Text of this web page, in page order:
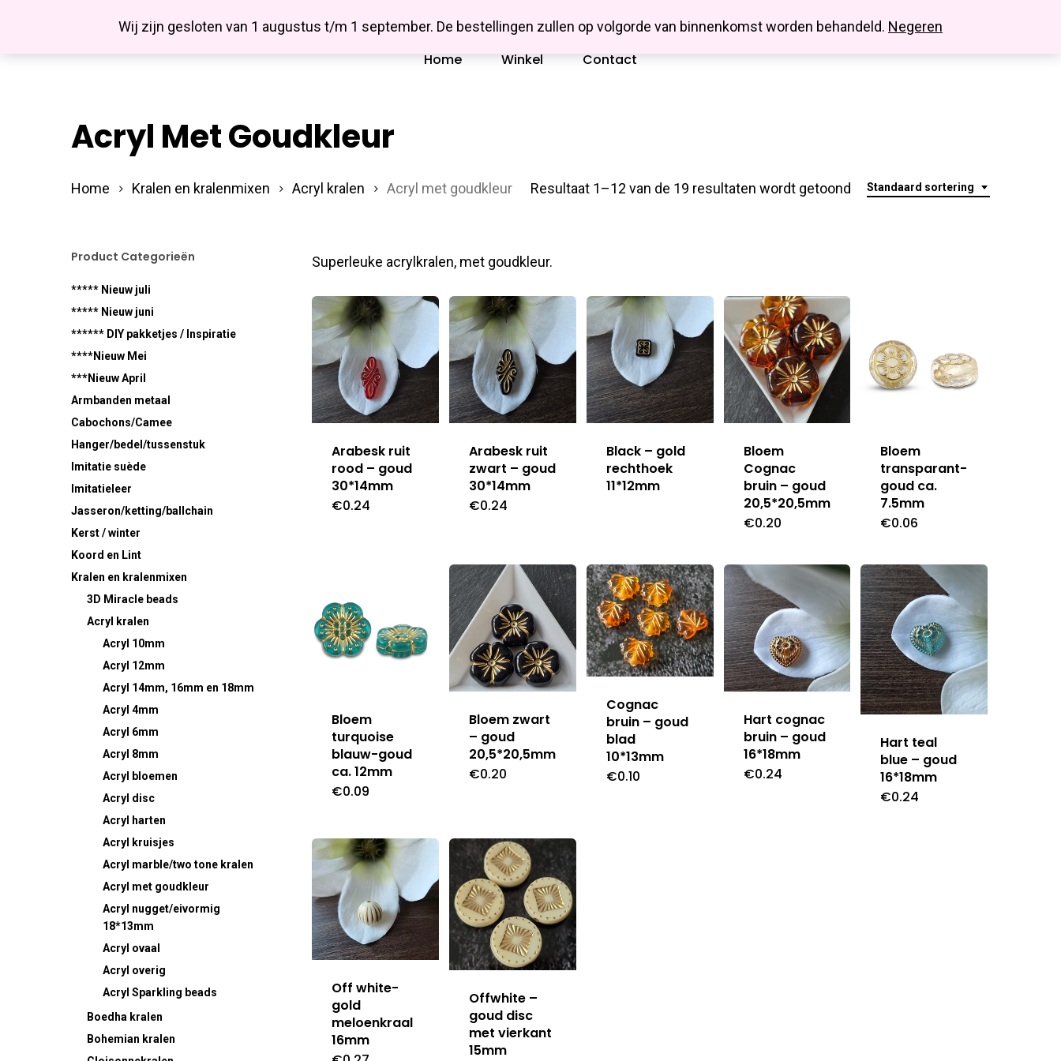
Wij zijn gesloten van 1 augustus t/m 1 september. De bestellingen zullen op volgorde van binnenkomst worden behandeld. Negeren
Hit enter to search or ESC to close
Missbluesieraden
Facebook
Home Winkel Contact
Acryl Met Goudkleur
Standaard sortering
Resultaat 1–12 van de 19 resultaten wordt getoond
Home Kralen en kralenmixen Acryl kralen Acryl met goudkleur
Product Categorieën
***** Nieuw juli
***** Nieuw juni
****** DIY pakketjes / Inspiratie
****Nieuw Mei
***Nieuw April
Armbanden metaal
Cabochons/Camee
Hanger/bedel/tussenstuk
Imitatie suède
Imitatieleer
Jasseron/ketting/ballchain
Kerst / winter
Koord en Lint
Kralen en kralenmixen
3D Miracle beads
Acryl kralen
Acryl 10mm
Acryl 12mm
Acryl 14mm, 16mm en 18mm
Acryl 4mm
Acryl 6mm
Acryl 8mm
Acryl bloemen
Acryl disc
Acryl harten
Acryl kruisjes
Acryl marble/two tone kralen
Acryl met goudkleur
Acryl nugget/eivormig
18*13mm
Acryl ovaal
Acryl overig
Acryl Sparkling beads
Boedha kralen
Bohemian kralen
Superleuke acrylkralen, met goudkleur.
Arabesk ruit
rood – goud
30*14mm
€0.24
Arabesk ruit
zwart – goud
30*14mm
€0.24
Black – gold
rechthoek
11*12mm
Bloem
Cognac
bruin – goud
20,5*20,5mm
€0.20
Bloem
transparant-
goud ca.
7.5mm
€0.06
Bloem
turquoise
blauw-goud
ca. 12mm
€0.09
Bloem zwart
– goud
20,5*20,5mm
€0.20
Cognac
bruin – goud
blad
10*13mm
€0.10
Hart cognac
bruin – goud
16*18mm
€0.24
Hart teal
blue – goud
16*18mm
€0.24
Off white-
gold
meloenkraal
16mm
Offwhite –
goud disc
met vierkant
15mm